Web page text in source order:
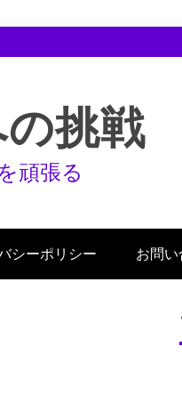
挑戦
頑張る
シーポリシー お問